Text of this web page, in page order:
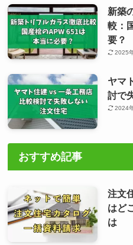
新築
較：
要？
2025
ヤマ
討で
2024
おすすめ記事
注文
はど
は